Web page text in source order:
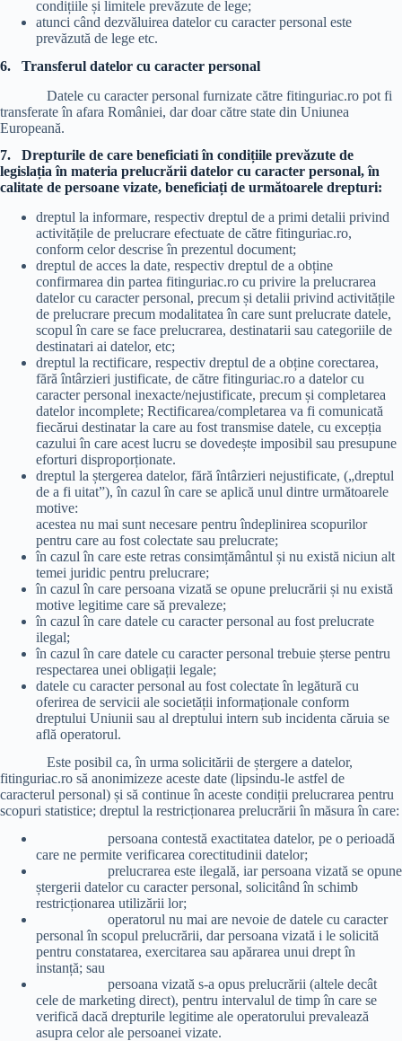
condițiile și limitele prevăzute de lege;
atunci când dezvăluirea datelor cu caracter personal este
prevăzută de lege etc.
6.
Transferul datelor cu caracter personal
Datele cu caracter personal furnizate către fitinguriac.ro pot fi
transferate în afara României, dar doar către state din Uniunea
Europeană.
7. Drepturile de care beneficiati în condițiile prevăzute de
legislația în materia prelucrării datelor cu caracter personal, în
calitate de persoane vizate, beneficiați de următoarele drepturi:
dreptul la informare, respectiv dreptul de a primi detalii privind
activitățile de prelucrare efectuate de către fitinguriac.ro,
conform celor descrise în prezentul document;
dreptul de acces la date, respectiv dreptul de a obține
confirmarea din partea fitinguriac.ro cu privire la prelucrarea
datelor cu caracter personal, precum și detalii privind activitățile
de prelucrare precum modalitatea în care sunt prelucrate datele,
scopul în care se face prelucrarea, destinatarii sau categoriile de
destinatari ai datelor, etc;
dreptul la rectificare, respectiv dreptul de a obține corectarea,
fără întârzieri justificate, de către fitinguriac.ro a datelor cu
caracter personal inexacte/nejustificate, precum și completarea
datelor incomplete; Rectificarea/completarea va fi comunicată
fiecărui destinatar la care au fost transmise datele, cu excepția
cazului în care acest lucru se dovedește imposibil sau presupune
eforturi disproporționate.
dreptul la ștergerea datelor, fără întârzieri nejustificate, („dreptul
de a fi uitat”), în cazul în care se aplică unul dintre următoarele
motive:
acestea nu mai sunt necesare pentru îndeplinirea scopurilor
pentru care au fost colectate sau prelucrate;
în cazul în care este retras consimțământul și nu există niciun alt
temei juridic pentru prelucrare;
în cazul în care persoana vizată se opune prelucrării și nu există
motive legitime care să prevaleze;
în cazul în care datele cu caracter personal au fost prelucrate
ilegal;
în cazul în care datele cu caracter personal trebuie șterse pentru
respectarea unei obligații legale;
datele cu caracter personal au fost colectate în legătură cu
oferirea de servicii ale societății informaționale conform
dreptului Uniunii sau al dreptului intern sub incidenta căruia se
află operatorul.
Este posibil ca, în urma solicitării de ștergere a datelor,
fitinguriac.ro să anonimizeze aceste date (lipsindu-le astfel de
caracterul personal) și să continue în aceste condiții prelucrarea pentru
scopuri statistice; dreptul la restricționarea prelucrării în măsura în care:
persoana contestă exactitatea datelor, pe o perioadă
care ne permite verificarea corectitudinii datelor;
prelucrarea este ilegală, iar persoana vizată se opune
ștergerii datelor cu caracter personal, solicitând în schimb
restricționarea utilizării lor;
operatorul nu mai are nevoie de datele cu caracter
personal în scopul prelucrării, dar persoana vizată i le solicită
pentru constatarea, exercitarea sau apărarea unui drept în
instanță; sau
persoana vizată s-a opus prelucrării (altele decât
cele de marketing direct), pentru intervalul de timp în care se
verifică dacă drepturile legitime ale operatorului prevalează
asupra celor ale persoanei vizate.